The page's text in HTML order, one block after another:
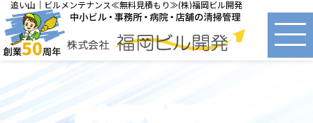
追い山｜ビルメンテナンス≪無料見積もり≫(株)福岡ビル開発
ヨネザワ社長ブログ